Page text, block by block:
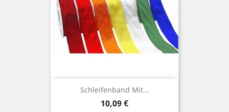
Schleifenband Mit...
Preis
10,09 €